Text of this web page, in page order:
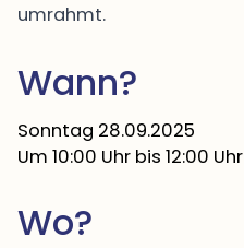
umrahmt.
Wann?
Sonntag 28.09.2025
Um 10:00 Uhr bis 12:00 Uhr
Wo?